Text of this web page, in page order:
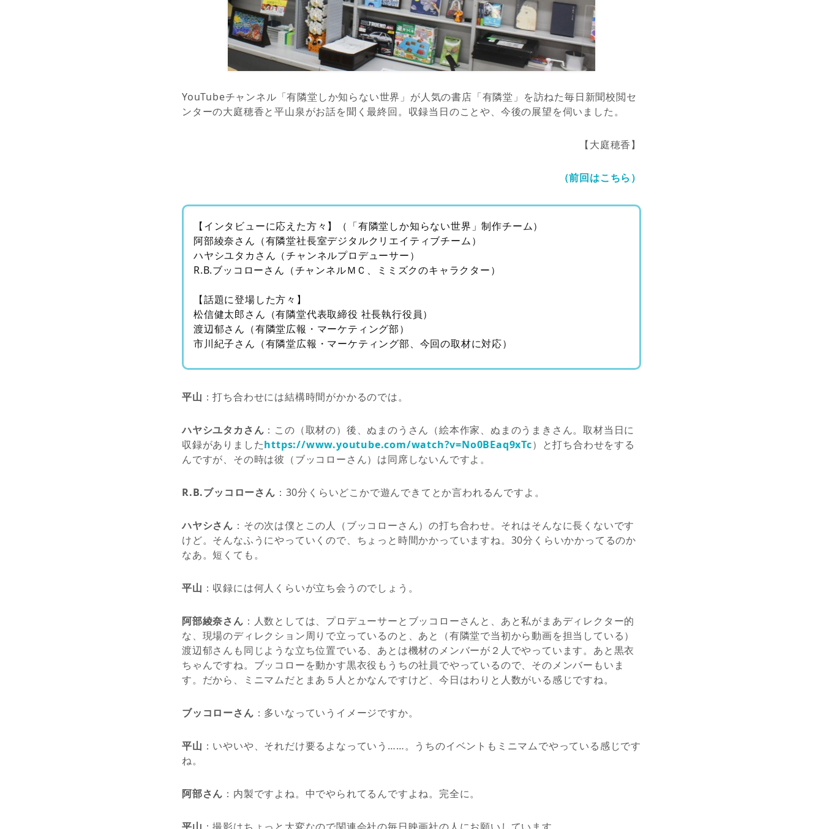
YouTubeチャンネル「有隣堂しか知らない世界」が人気の書店「有隣堂」を訪ねた毎日新聞校閲セ
ンターの大庭穂香と平山泉がお話を聞く最終回。収録当日のことや、今後の展望を伺いました。
【大庭穂香】
（前回はこちら）
【インタビューに応えた方々】（「有隣堂しか知らない世界」制作チーム）
阿部綾奈さん（有隣堂社長室デジタルクリエイティブチーム）
ハヤシユタカさん（チャンネルプロデューサー）
R.B.ブッコローさん（チャンネルＭＣ、ミミズクのキャラクター）
【話題に登場した方々】
松信健太郎さん（有隣堂代表取締役 社長執行役員）
渡辺郁さん（有隣堂広報・マーケティング部）
市川紀子さん（有隣堂広報・マーケティング部、今回の取材に対応）
平山 ：打ち合わせには結構時間がかかるのでは。
ハヤシユタカさん ：この（取材の）後、ぬまのうさん（絵本作家、ぬまのうまきさん。取材当日に
収録がありましたhttps://www.youtube.com/watch?v=No0BEaq9xTc）と打ち合わせをする
んですが、その時は彼（ブッコローさん）は同席しないんですよ。
R.B.ブッコローさん ：30分くらいどこかで遊んできてとか言われるんですよ。
ハヤシさん ：その次は僕とこの人（ブッコローさん）の打ち合わせ。それはそんなに長くないです
けど。そんなふうにやっていくので、ちょっと時間かかっていますね。30分くらいかかってるのか
なあ。短くても。
平山 ：収録には何人くらいが立ち会うのでしょう。
阿部綾奈さん ：人数としては、プロデューサーとブッコローさんと、あと私がまあディレクター的
な、現場のディレクション周りで立っているのと、あと（有隣堂で当初から動画を担当している）
渡辺郁さんも同じような立ち位置でいる、あとは機材のメンバーが２人でやっています。あと黒衣
ちゃんですね。ブッコローを動かす黒衣役もうちの社員でやっているので、そのメンバーもいま
す。だから、ミニマムだとまあ５人とかなんですけど、今日はわりと人数がいる感じですね。
ブッコローさん ：多いなっていうイメージですか。
平山 ：いやいや、それだけ要るよなっていう……。うちのイベントもミニマムでやっている感じです
ね。
阿部さん ：内製ですよね。中でやられてるんですよね。完全に。